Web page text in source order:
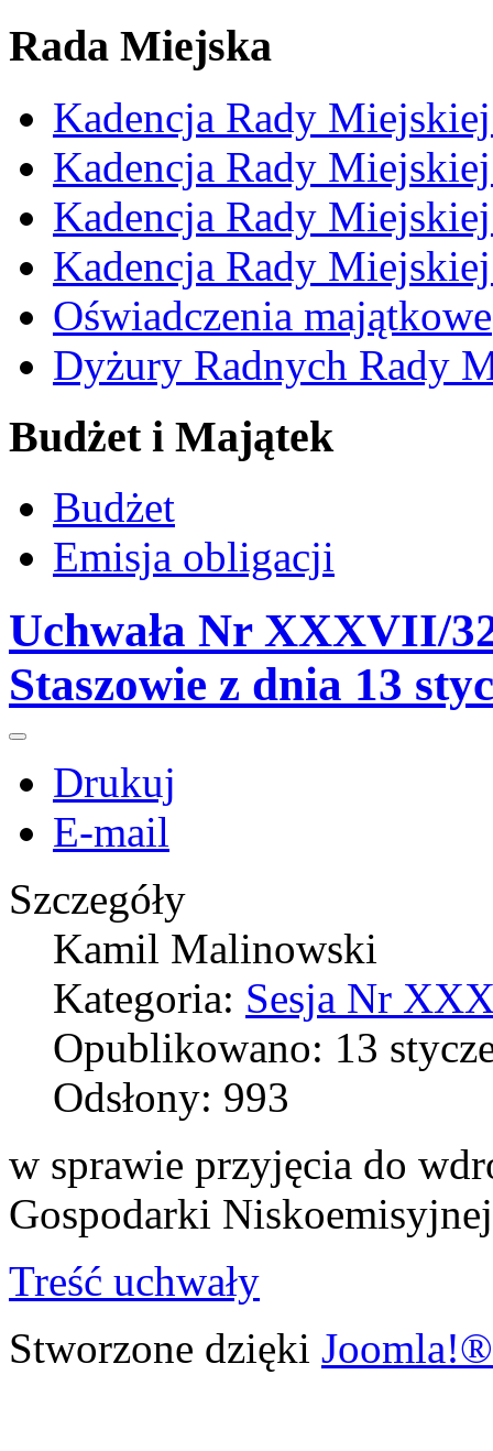
Rada Miejska
Kadencja Rady
Kadencja Rady
Kadencja Rady
Kadencja Rady
Oświadczenia majątkowe
Dyżury Radnych Rady
Budżet i Majątek
Budżet
Emisja obligacji
Uchwała Nr XXXVII/
Staszowie z dnia 13
Drukuj
E-mail
Szczegóły
Kamil Malinowski
Kategoria: Sesja Nr
Opublikowano: 13
Odsłony: 993
w sprawie przyjęcia do
Gospodarki
Treść uchwały
Stworzone dzięki Joomla!®